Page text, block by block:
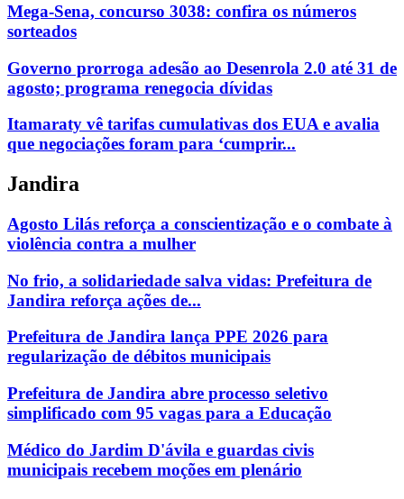
Mega-Sena, concurso 3038: confira os números
sorteados
Governo prorroga adesão ao Desenrola 2.0 até 31 de
agosto; programa renegocia dívidas
Itamaraty vê tarifas cumulativas dos EUA e avalia
que negociações foram para ‘cumprir...
Jandira
Agosto Lilás reforça a conscientização e o combate à
violência contra a mulher
No frio, a solidariedade salva vidas: Prefeitura de
Jandira reforça ações de...
Prefeitura de Jandira lança PPE 2026 para
regularização de débitos municipais
Prefeitura de Jandira abre processo seletivo
simplificado com 95 vagas para a Educação
Médico do Jardim D'ávila e guardas civis
municipais recebem moções em plenário